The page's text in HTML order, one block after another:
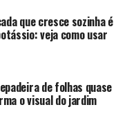
que cresce sozinha é
veja como usar
de folhas quase
o visual do jardim